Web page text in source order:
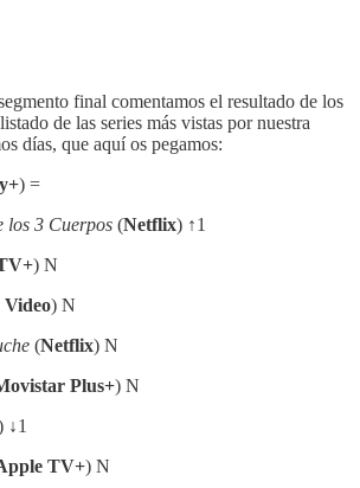
final comentamos el resultado de los
de las series más vistas por nuestra
días, que aquí os pegamos:
) =
los 3 Cuerpos (Netflix) ↑1
) N
Video) N
(Netflix) N
Plus+) N
↓1
TV+) N